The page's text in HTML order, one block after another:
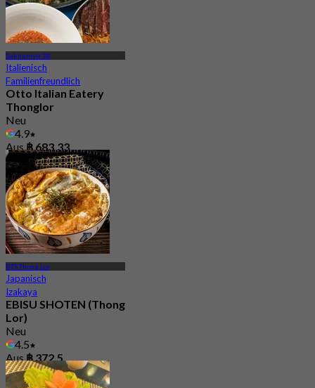
Sukhumvit 38
Italienisch
Familienfreundlich
Otto Italian Eatery
Thonglor
Neu
4.9
Aus ฿ 683.33
BTS Thong Lor
Japanisch
Izakaya
EBISU SHOTEN (Thong
Lor)
Neu
4.5
Aus ฿ 372.5